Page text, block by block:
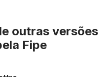
outras versões
Fipe